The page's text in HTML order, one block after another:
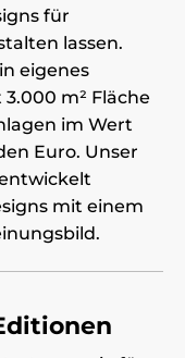
für
lassen.
eigenes
m² Fläche
im Wert
Euro. Unser
mit einem